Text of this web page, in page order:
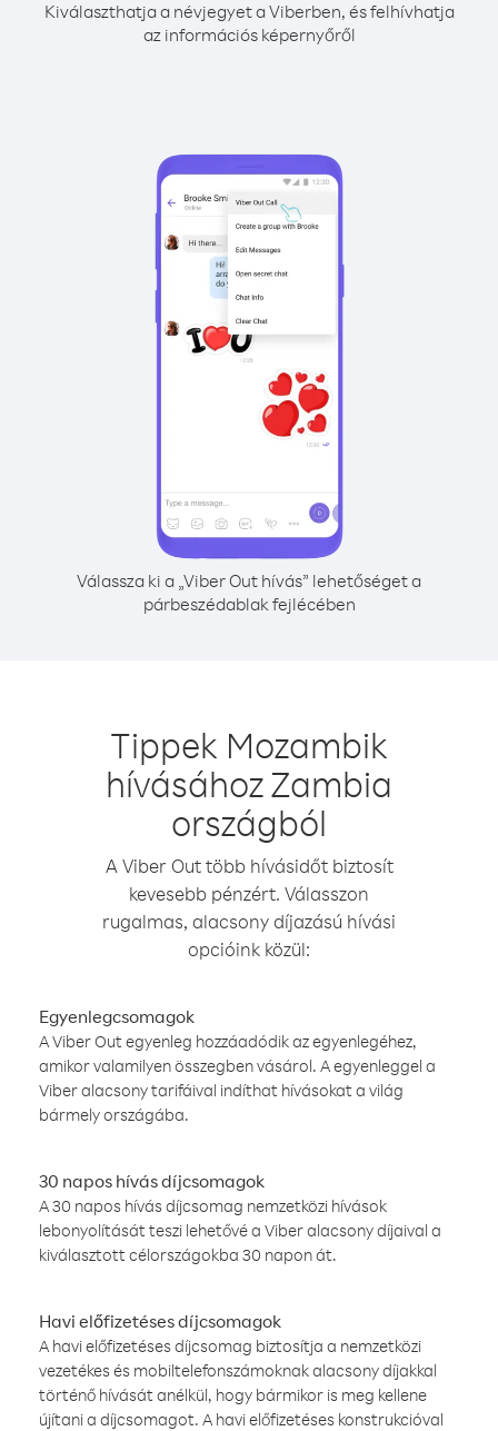
Kiválaszthatja a névjegyet a Viberben, és felhívhatja
az információs képernyőről
Válassza ki a „Viber Out hívás” lehetőséget a
párbeszédablak fejlécében
Tippek Mozambik
hívásához Zambia
országból
A Viber Out több hívásidőt biztosít
kevesebb pénzért. Válasszon
rugalmas, alacsony díjazású hívási
opcióink közül:
Egyenlegcsomagok
A Viber Out egyenleg hozzáadódik az egyenlegéhez,
amikor valamilyen összegben vásárol. A egyenleggel a
Viber alacsony tarifáival indíthat hívásokat a világ
bármely országába.
30 napos hívás díjcsomagok
A 30 napos hívás díjcsomag nemzetközi hívások
lebonyolítását teszi lehetővé a Viber alacsony díjaival a
kiválasztott célországokba 30 napon át.
Havi előfizetéses díjcsomagok
A havi előfizetéses díjcsomag biztosítja a nemzetközi
vezetékes és mobiltelefonszámoknak alacsony díjakkal
történő hívását anélkül, hogy bármikor is meg kellene
újítani a díjcsomagot. A havi előfizetéses konstrukcióval